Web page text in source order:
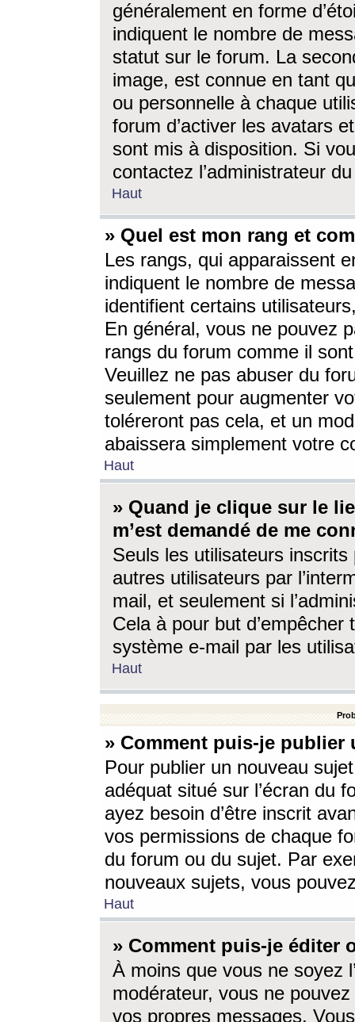
généralement en forme
indiquent le nombre de
statut sur le forum. La
image, est connue en tant
ou personnelle à chaque
forum d’activer les avatars
sont mis à disposition. Si
contactez l’administrateur
Haut
» Quel est mon rang et
Les rangs, qui apparaissent
indiquent le nombre de
identifient certains
En général, vous ne pouvez
rangs du forum comme il
Veuillez ne pas abuser du
seulement pour augmenter
toléreront pas cela, et un
abaissera simplement votre
Haut
» Quand je clique sur le
m’est demandé de me
Seuls les utilisateurs
autres utilisateurs par
mail, et seulement si
Cela à pour but
système e-mail par les
Haut
» Comment puis-je
Pour publier un nouveau
adéquat situé sur l’écran du
ayez besoin d’être inscrit
vos permissions de chaque
du forum ou du sujet. Par
nouveaux sujets, vous
Haut
» Comment puis-je éditer
À moins que vous ne soyez
modérateur, vous ne
vos propres messages.